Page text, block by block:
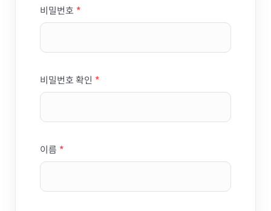
비밀번호 *
비밀번호 확인 *
이름 *